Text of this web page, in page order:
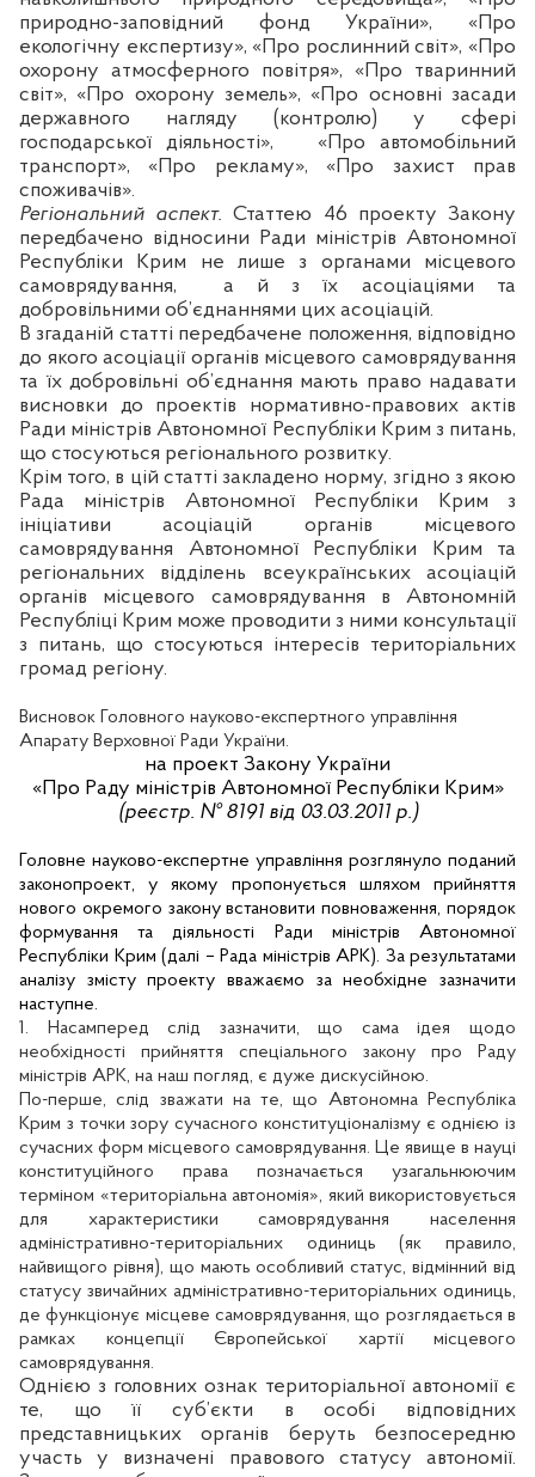
природно-заповідний фонд України», «Про
екологічну експертизу», «Про рослинний світ», «Про
охорону атмосферного повітря», «Про тваринний
світ»,«Про охорону земель», «Про основні засади
державного нагляду (контролю) у сфері
господарської діяльності»,
«Про автомобільний
транспорт», «Про рекламу», «Про захист прав
споживачів».
Регіональний аспект. Статтею 46 проекту Закону
передбачено відносини Ради міністрів Автономної
Республіки Крим не лише з органами місцевого
самоврядування,
а й з їх асоціаціями та
добровільними об’єднаннями цих асоціацій.
В згаданій статті передбачене положення, відповідно
до якого асоціації органів місцевого самоврядування
та їх добровільні об’єднання мають право надавати
висновки до проектів нормативно-правових актів
Ради міністрів Автономної Республіки Крим з питань,
що стосуються регіонального розвитку.
Крім того, в цій статті закладено норму, згідно з якою
Рада міністрів Автономної Республіки Крим з
ініціативи асоціацій органів місцевого
самоврядування Автономної Республіки Крим та
регіональних відділень всеукраїнських асоціацій
органів місцевого самоврядування в Автономній
Республіці Крим може проводити з ними консультації
з питань, що стосуються інтересів територіальних
громад регіону.
Висновок Головного науково-експертного управління
Апарату Верховної Ради України.
на проект Закону України
«Про Раду міністрів Автономної Республіки Крим»
(реєстр. № 8191 від 03.03.2011 р.)
Головне науково-експертне управління розглянуло поданий
законопроект, у якому пропонується шляхом прийняття
нового окремого закону встановити повноваження, порядок
формування та діяльності Ради міністрів Автономної
Республіки Крим (далі – Рада міністрів АРК). За результатами
аналізу змісту проекту вважаємо за необхідне зазначити
наступне.
1.
Насамперед слід зазначити, що сама ідея щодо
необхідності прийняття спеціального закону про Раду
міністрів АРК, на наш погляд, є дуже дискусійною.
По-перше, слід зважати на те, що Автономна Республіка
Крим з точки зору сучасного конституціоналізму є однією із
сучасних форм місцевого самоврядування. Це явище в науці
конституційного права позначається узагальнюючим
терміном «територіальна автономія», який використовується
для характеристики самоврядування населення
адміністративно-територіальних одиниць (як правило,
найвищого рівня), що мають особливий статус, відмінний від
статусу звичайних адміністративно-територіальних одиниць,
де функціонує місцеве самоврядування, що розглядається в
рамках концепції Європейської хартії місцевого
самоврядування.
Однією з головних ознак територіальної автономії є
те, що її суб’єкти в особі відповідних
представницьких органів беруть безпосередню
участь у визначені правового статусу автономії.